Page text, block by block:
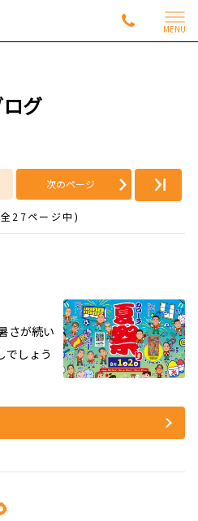
MENU
グ
次のページ
27ページ中)
さが続い
でしょう